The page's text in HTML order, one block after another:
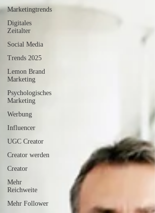
Marketingtrends
Digitales
Zeitalter
Social Media
Trends 2025
Lemon Brand
Marketing
Psychologisches
Marketing
Werbung
Influencer
UGC Creator
Creator werden
Creator
Mehr
Reichweite
Mehr Follower